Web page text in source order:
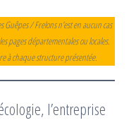
Guêpes / Frelons n’est en aucun cas
pages départementales ou locales.
à chaque structure présentée.
l’entreprise